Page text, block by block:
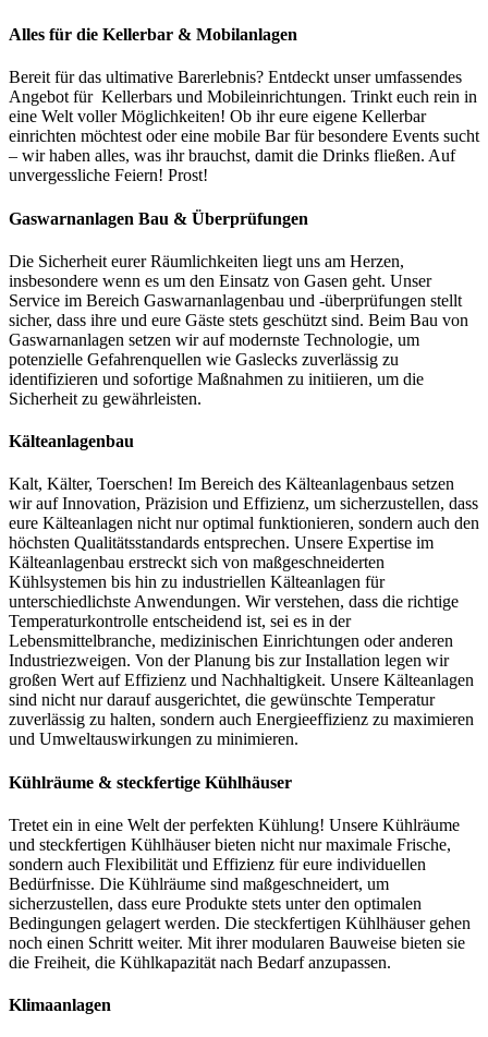
Alles für die Kellerbar & Mobilanlagen
Bereit für das ultimative Barerlebnis? Entdeckt unser umfassendes
Angebot für Kellerbars und Mobileinrichtungen. Trinkt euch rein in
eine Welt voller Möglichkeiten! Ob ihr eure eigene Kellerbar
einrichten möchtest oder eine mobile Bar für besondere Events sucht
– wir haben alles, was ihr brauchst, damit die Drinks fließen. Auf
unvergessliche Feiern! Prost!
Gaswarnanlagen Bau & Überprüfungen
Die Sicherheit eurer Räumlichkeiten liegt uns am Herzen,
insbesondere wenn es um den Einsatz von Gasen geht. Unser
Service im Bereich Gaswarnanlagenbau und -überprüfungen stellt
sicher, dass ihre und eure Gäste stets geschützt sind. Beim Bau von
Gaswarnanlagen setzen wir auf modernste Technologie, um
potenzielle Gefahrenquellen wie Gaslecks zuverlässig zu
identifizieren und sofortige Maßnahmen zu initiieren, um die
Sicherheit zu gewährleisten.
Kälteanlagenbau
Kalt, Kälter, Toerschen! Im Bereich des Kälteanlagenbaus setzen
wir auf Innovation, Präzision und Effizienz, um sicherzustellen, dass
eure Kälteanlagen nicht nur optimal funktionieren, sondern auch den
höchsten Qualitätsstandards entsprechen. Unsere Expertise im
Kälteanlagenbau erstreckt sich von maßgeschneiderten
Kühlsystemen bis hin zu industriellen Kälteanlagen für
unterschiedlichste Anwendungen. Wir verstehen, dass die richtige
Temperaturkontrolle entscheidend ist, sei es in der
Lebensmittelbranche, medizinischen Einrichtungen oder anderen
Industriezweigen. Von der Planung bis zur Installation legen wir
großen Wert auf Effizienz und Nachhaltigkeit. Unsere Kälteanlagen
sind nicht nur darauf ausgerichtet, die gewünschte Temperatur
zuverlässig zu halten, sondern auch Energieeffizienz zu maximieren
und Umweltauswirkungen zu minimieren.
Kühlräume & steckfertige Kühlhäuser
Tretet ein in eine Welt der perfekten Kühlung! Unsere Kühlräume
und steckfertigen Kühlhäuser bieten nicht nur maximale Frische,
sondern auch Flexibilität und Effizienz für eure individuellen
Bedürfnisse. Die Kühlräume sind maßgeschneidert, um
sicherzustellen, dass eure Produkte stets unter den optimalen
Bedingungen gelagert werden. Die steckfertigen Kühlhäuser gehen
noch einen Schritt weiter. Mit ihrer modularen Bauweise bieten sie
die Freiheit, die Kühlkapazität nach Bedarf anzupassen.
Klimaanlagen